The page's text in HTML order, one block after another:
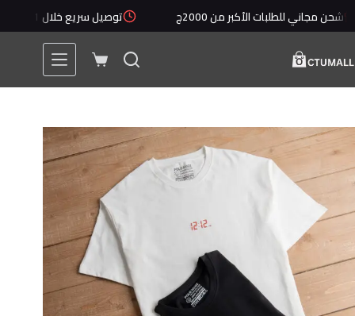
إلى
مجاني للطلبات الأكبر من 2000ج توصيل سريع خلال 1 - 5 أيام
عربة